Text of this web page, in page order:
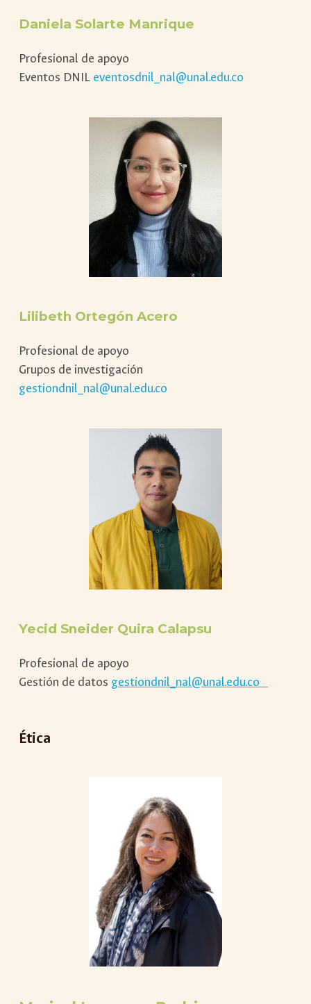
Daniela Solarte Manrique
Profesional de apoyo
Eventos DNIL eventosdnil_nal@unal.edu.co
Lilibeth Ortegón Acero
Profesional de apoyo
Grupos de investigación
gestiondnil_nal@unal.edu.co
Yecid Sneider Quira Calapsu
Profesional de apoyo
Gestión de datos gestiondnil_nal@unal.edu.co
Ética